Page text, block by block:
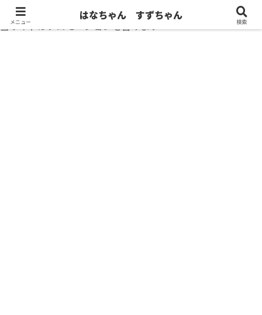
当サイトはプロモーションを含みます
メニュー
はなちゃん すずちゃん
検索